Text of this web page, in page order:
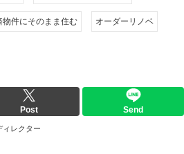
物件にそのまま住む オーダーリノベ
Post Send
ィレクター